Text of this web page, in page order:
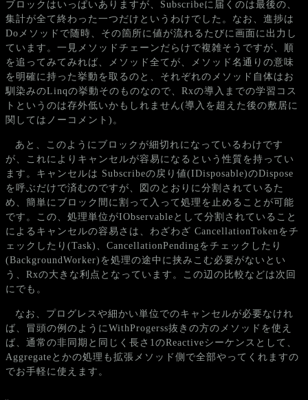
ブロックはいっぱいありますが、Subscribeに届くのは最後の、
集計が全て終わった一つだけというわけでした。なお、進捗は
Doメソッドで随時、その箇所に値が流れるたびに画面に出力し
ています。一見メソッドチェーンだらけで複雑そうですが、順
を追ってみてみれば、メソッド全てが、メソッド名通りの意味
を明確に持った挙動を取るのと、それぞれのメソッド自体はお
馴染みのLinqの挙動そのものなので、Rxの導入までの学習コス
トというのは存外低いかもしれません(導入を超えた後の敷居に
関してはノーコメント)。
あと、このようにブロックが細切れになっているわけです
が、これによりキャンセルが容易になるという性質を持ってい
ます。キャンセルは Subscribeの戻り値(IDisposable)のDispose
を呼ぶだけで済むのですが、図のとおりに分割されているた
め、簡単にブロック間に割って入って処理を止めることが可能
です。この、処理単位がIObservableとして分割されていること
によるキャンセルの容易さは、わざわざ CancellationTokenをチ
ェックしたり(Task)、CancellationPendingをチェックしたり
(BackgroundWorker)を処理の途中に挟みこむ必要がないとい
う、Rxの大きな利点となっています。この辺の比較などは次回
にでも。
なお、プログレスや細かい単位でのキャンセルが必要なけれ
ば、冒頭の例のようにWithProgerss抜きの方のメソッドを使え
ば、通常の非同期と同じく長さ1のReactiveシーケンスとして、
Aggregateとかの処理も拡張メソッド側で全部やってくれますの
でお手軽に使えます。